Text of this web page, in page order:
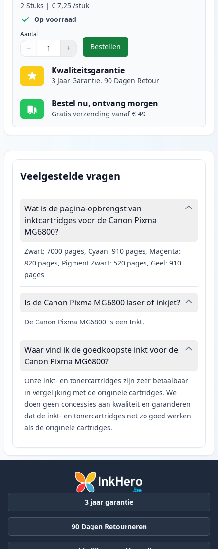
2 Stuks | € 7,25 /stuk
Op voorraad
Aantal
Gebruik de knoppen om aan te passen
− +
1
Bestellen
,2 stuks Canon CLI-571XL
Kwaliteitsgarantie
3 Jaar Garantie. 90 Dagen Retour
Bestel nu, ontvang morgen
Gratis verzending vanaf € 49
Veelgestelde vragen
Wat is de pagina-opbrengst van
inktcartridges voor de Canon Pixma
MG6800?
Zwart: 7000 pages, Cyaan: 910 pages, Magenta:
820 pages, Pigment Zwart: 520 pages, Geel: 910
pages
Is de Canon Pixma MG6800 laser of inkjet?
De Canon Pixma MG6800 is een Inkt.
Waar vind ik de goedkoopste inkt voor de
Canon Pixma MG6800?
Onze inkt- en tonercartridges zijn zeer betaalbaar
in vergelijking met de originele cartridges. We
doen geen concessies aan kwaliteit en garanderen
dat de inkt- en tonercartridges net zo goed werken
als de originele cartridges.
3 jaar garantie
90 Dagen Retourneren